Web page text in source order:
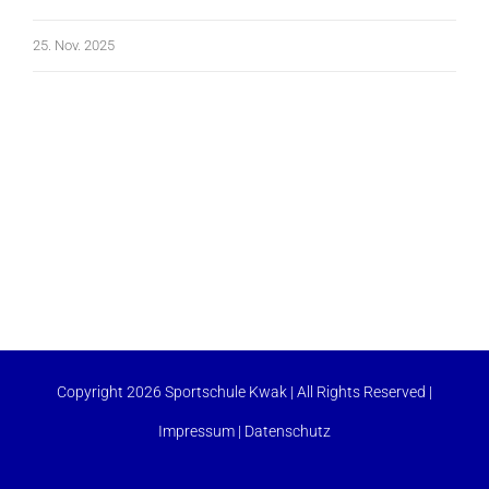
25. Nov. 2025
Copyright 2026 Sportschule Kwak | All Rights Reserved |
Impressum | Datenschutz